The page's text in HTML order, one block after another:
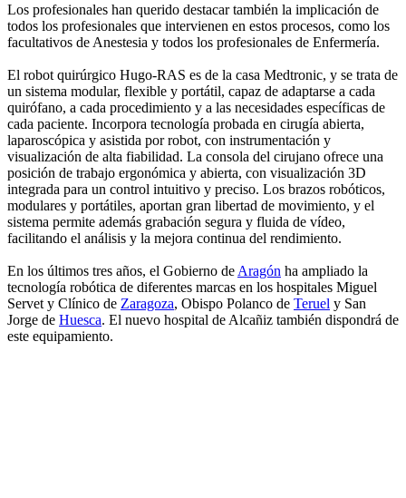
Los profesionales han querido destacar también la implicación de
todos los profesionales que intervienen en estos procesos, como los
facultativos de Anestesia y todos los profesionales de Enfermería.
El robot quirúrgico Hugo-RAS es de la casa Medtronic, y se trata de
un sistema modular, flexible y portátil, capaz de adaptarse a cada
quirófano, a cada procedimiento y a las necesidades específicas de
cada paciente. Incorpora tecnología probada en cirugía abierta,
laparoscópica y asistida por robot, con instrumentación y
visualización de alta fiabilidad. La consola del cirujano ofrece una
posición de trabajo ergonómica y abierta, con visualización 3D
integrada para un control intuitivo y preciso. Los brazos robóticos,
modulares y portátiles, aportan gran libertad de movimiento, y el
sistema permite además grabación segura y fluida de vídeo,
facilitando el análisis y la mejora continua del rendimiento.
En los últimos tres años, el Gobierno de Aragón ha ampliado la
tecnología robótica de diferentes marcas en los hospitales Miguel
Servet y Clínico de Zaragoza, Obispo Polanco de Teruel y San
Jorge de Huesca. El nuevo hospital de Alcañiz también dispondrá de
este equipamiento.